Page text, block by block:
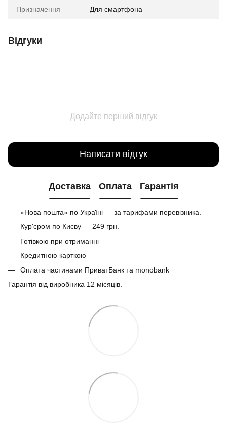
Призначення Для смартфона
Відгуки
Додайте перший відгук
Написати відгук
Доставка Оплата Гарантія
«Нова пошта» по Україні — за тарифами перевізника.
Кур'єром по Києву — 249 грн.
Готівкою при отриманні
Кредитною карткою
Оплата частинами ПриватБанк та monobank
Гарантія від виробника 12 місяців.